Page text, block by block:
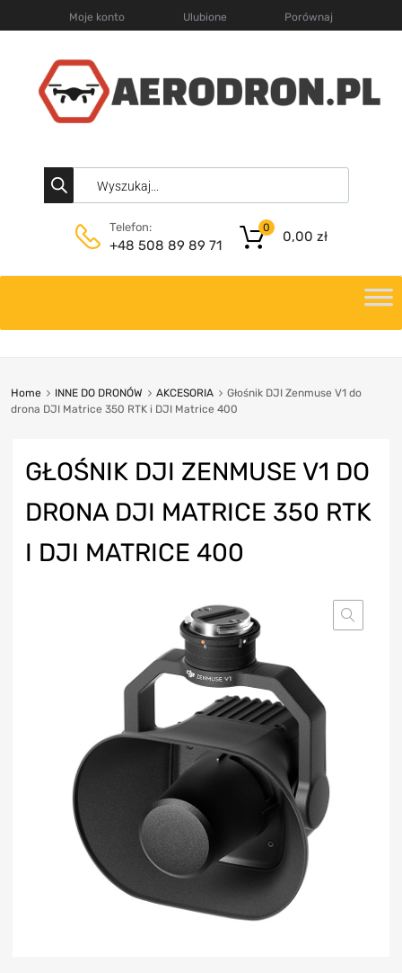
Moje konto Ulubione Porównaj
Telefon:
+48 508 89 89 71
0,00 zł
0
Home INNE DO DRONÓW AKCESORIA
Głośnik DJI Zenmuse V1 do
drona DJI Matrice 350 RTK i DJI Matrice 400
GŁOŚNIK DJI ZENMUSE V1 DO
DRONA DJI MATRICE 350 RTK
I DJI MATRICE 400